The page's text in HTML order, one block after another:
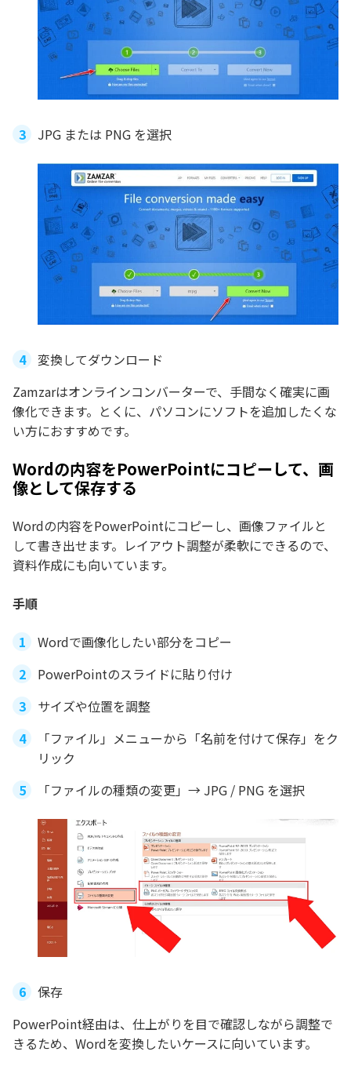
JPG または PNG を選択
変換してダウンロード
Zamzarはオンラインコンバーターで、手間なく確実に画
像化できます。とくに、パソコンにソフトを追加したくな
い方におすすめです。
Wordの内容をPowerPointにコピーして、画
像として保存する
Wordの内容をPowerPointにコピーし、画像ファイルと
して書き出せます。レイアウト調整が柔軟にできるので、
資料作成にも向いています。
手順
Wordで画像化したい部分をコピー
PowerPointのスライドに貼り付け
サイズや位置を調整
「ファイル」メニューから「名前を付けて保存」をク
リック
「ファイルの種類の変更」→ JPG / PNG を選択
保存
PowerPoint経由は、仕上がりを目で確認しながら調整で
きるため、Wordを変換したいケースに向いています。